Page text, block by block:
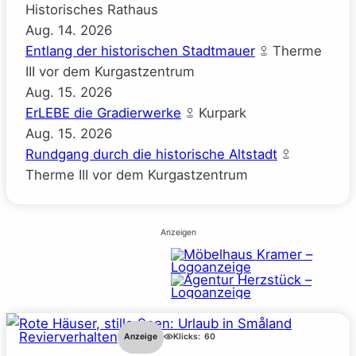
Historisches Rathaus
Aug. 14. 2026
Entlang der historischen Stadtmauer
Therme
III vor dem Kurgastzentrum
Aug. 15. 2026
ErLEBE die Gradierwerke
Kurpark
Aug. 15. 2026
Rundgang durch die historische Altstadt
Therme III vor dem Kurgastzentrum
Anzeigen
Revierverhalten Anzeige Klicks: 60